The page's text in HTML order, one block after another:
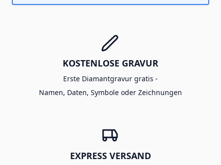
KOSTENLOSE GRAVUR
Erste Diamantgravur gratis -
Namen, Daten, Symbole oder Zeichnungen
EXPRESS VERSAND